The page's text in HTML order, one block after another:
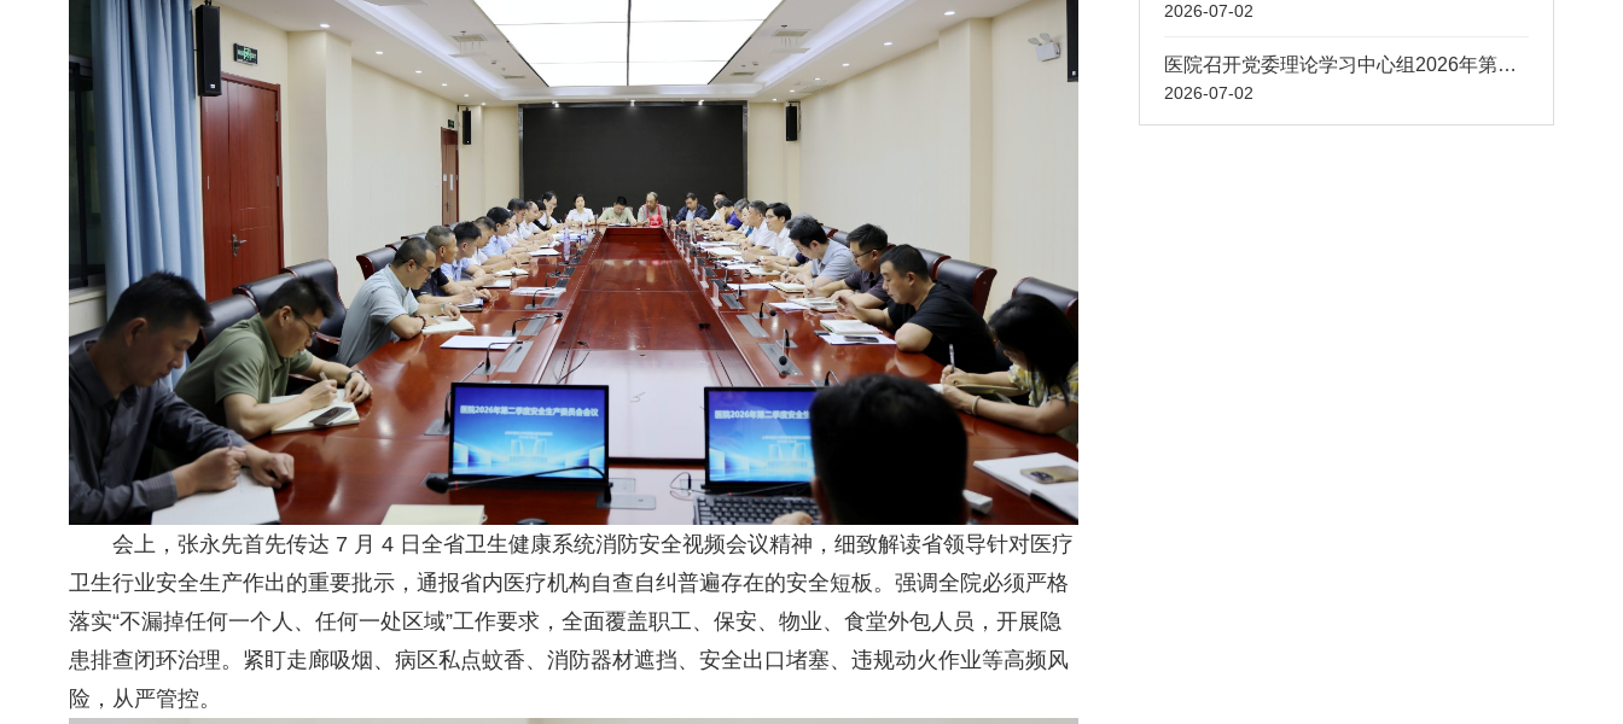
会上，张永先首先传达 7 月 4 日全省卫生健康系统消防安全视频会议精神，细致解读省领导针对医疗
卫生行业安全生产作出的重要批示，通报省内医疗机构自查自纠普遍存在的安全短板。强调全院必须严格
落实“不漏掉任何一个人、任何一处区域”工作要求，全面覆盖职工、保安、物业、食堂外包人员，开展隐
患排查闭环治理。紧盯走廊吸烟、病区私点蚊香、消防器材遮挡、安全出口堵塞、违规动火作业等高频风
险，从严管控。
2026-07-02
医院召开党委理论学习中心组2026年第七次学习会
2026-07-02